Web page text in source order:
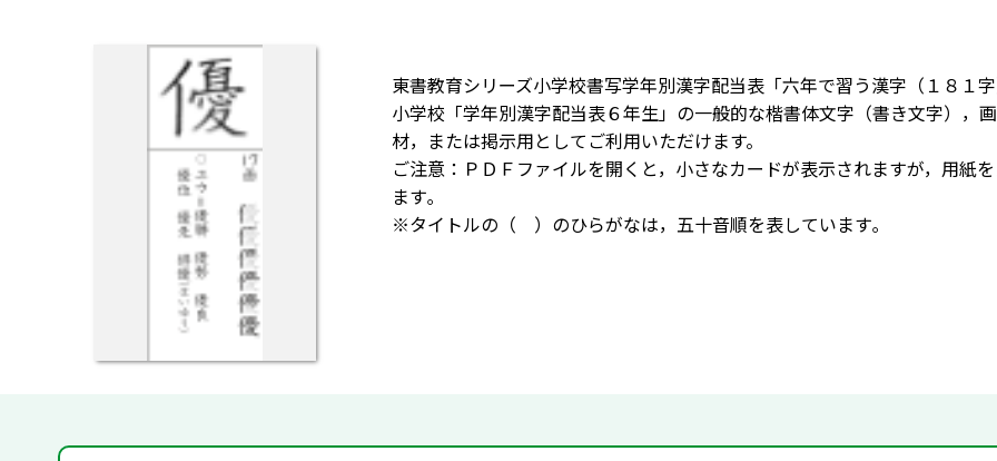
東書教育シリーズ小学校書写学年別漢字配当表「六年で習う漢字（１８１
小学校「学年別漢字配当表６年生」の一般的な楷書体文字（書き文字），
材，または掲示用としてご利用いただけます。
ご注意：ＰＤＦファイルを開くと，小さなカードが表示されますが，用紙
ます｡
※タイトルの（ ）のひらがなは，五十音順を表しています｡